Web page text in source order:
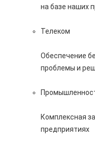
на базе наших
Телеком
Обеспечение
проблемы и
Комплексная
предприятиях